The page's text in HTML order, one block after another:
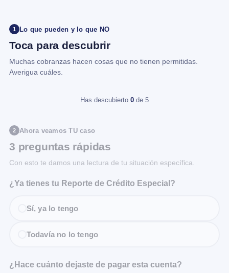
1 Lo que pueden y lo que NO
Toca para descubrir
Muchas cobranzas hacen cosas que no tienen permitidas.
Averigua cuáles.
Has descubierto 0 de 5
2 Ahora veamos TU caso
3 preguntas rápidas
Con esto te damos una lectura de tu situación específica.
¿Ya tienes tu Reporte de Crédito Especial?
Sí, ya lo tengo
Todavía no lo tengo
¿Hace cuánto dejaste de pagar esta cuenta?